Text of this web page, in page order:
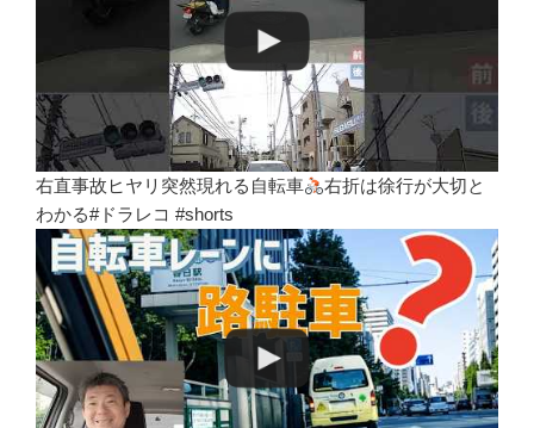
右直事故ヒヤリ突然現れる自転車
右折は徐行が大切と
わかる#ドラレコ #shorts